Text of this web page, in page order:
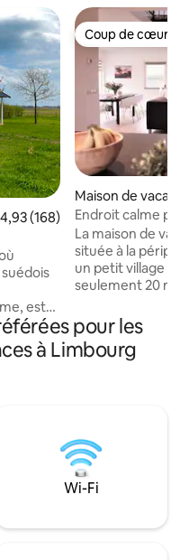
plus aimés
moyenne de 4,93 sur 5,
4,93 (168)
est
Salon
radio
terres
de
Coup de cœur
Coup de cœur
Maison de
lo
Endroit calme
belle nature
La maison de
située à la
un petit village du
seulement 20
trouverez des
supermarchés,
cinéma. Vous recherchez la paix et
randonnée, du
l'équitation à l'infini. La
vacances
2 personnes
pour les
à Limbourg
Wi-Fi